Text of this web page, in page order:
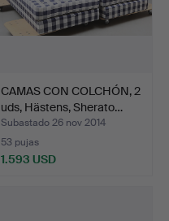
CAMAS CON COLCHÓN, 2
uds, Hästens, Sherato…
Subastado 26 nov 2014
53 pujas
1.593 USD